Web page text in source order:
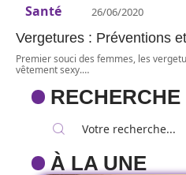
Santé 26/06/2020
Vergetures : Préventions
Premier souci des femmes, les
vêtement sexy.…
RECHERCHE
À LA UNE